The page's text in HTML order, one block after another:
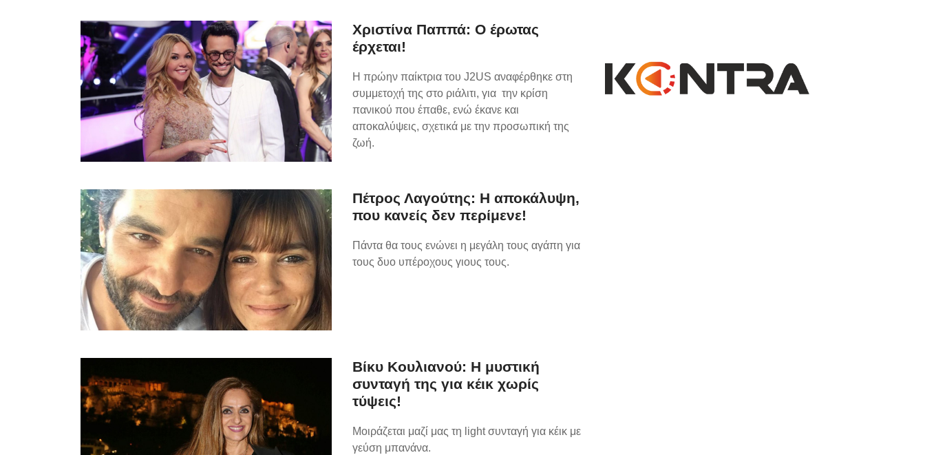
Χριστίνα Παππά: Ο έρωτας
έρχεται!
Η πρώην παίκτρια του J2US αναφέρθηκε στη
συμμετοχή της στο ριάλιτι, για την κρίση
πανικού που έπαθε, ενώ έκανε και
αποκαλύψεις, σχετικά με την προσωπική της
ζωή.
Πέτρος Λαγούτης: Η αποκάλυψη,
που κανείς δεν περίμενε!
Πάντα θα τους ενώνει η μεγάλη τους αγάπη για
τους δυο υπέροχους γιους τους.
Βίκυ Κουλιανού: Η μυστική
συνταγή της για κέικ χωρίς
τύψεις!
Μοιράζεται μαζί μας τη light συνταγή για κέικ με
γεύση μπανάνα.